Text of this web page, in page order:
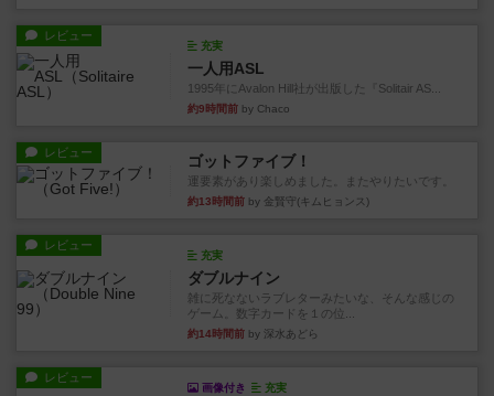
レビュー
充実
一人用ASL
1995年にAvalon Hill社が出版した『Solitair AS...
約9時間前 by Chaco
レビュー ゴットファイブ！
運要素があり楽しめました。またやりたいです。
約13時間前 by 金賢守(キムヒョンス)
レビュー
充実
ダブルナイン
雑に死なないラブレターみたいな、そんな感じの
ゲーム。数字カードを１の位...
約14時間前 by 深水あどら
レビュー
画像付き 充実